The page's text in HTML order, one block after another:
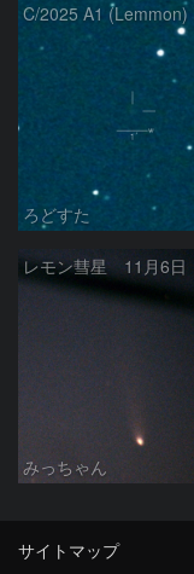
C/2025 A1 (Lemmon)
ろどすた
レモン彗星 11月6日
みっちゃん
サイトマップ